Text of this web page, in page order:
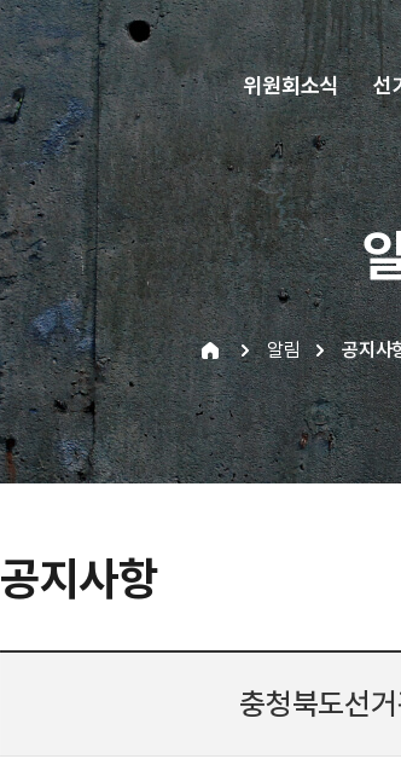
위원회소식 선
알림 공지사
공지사항
충청북도선